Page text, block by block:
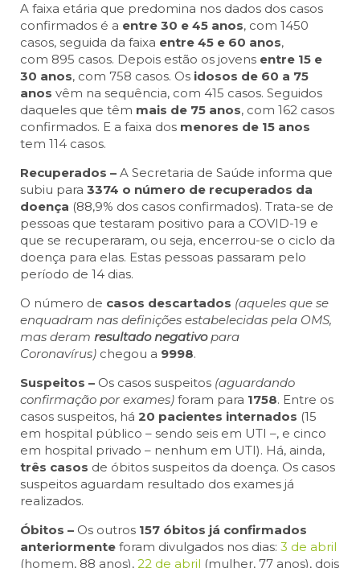
A faixa etária que predomina nos dados dos casos
confirmados é a entre 30 e 45 anos, com 1450
casos, seguida da faixa entre 45 e 60 anos,
com 895 casos. Depois estão os jovens entre 15 e
30 anos, com 758 casos. Os idosos de 60 a 75
anos vêm na sequência, com 415 casos. Seguidos
daqueles que têm mais de 75 anos, com 162 casos
confirmados. E a faixa dos menores de 15 anos
tem 114 casos.
Recuperados – A Secretaria de Saúde informa que
subiu para 3374 o número de recuperados da
doença (88,9% dos casos confirmados). Trata-se de
pessoas que testaram positivo para a COVID-19 e
que se recuperaram, ou seja, encerrou-se o ciclo da
doença para elas. Estas pessoas passaram pelo
período de 14 dias.
O número de casos descartados (aqueles que se
enquadram nas definições estabelecidas pela OMS,
mas deram resultado negativopara
Coronavírus) chegou a 9998.
Suspeitos – Os casos suspeitos (aguardando
confirmação por exames) foram para 1758. Entre os
casos suspeitos, há 20 pacientes internados (15
em hospital público – sendo seis em UTI –, e cinco
em hospital privado – nenhum em UTI). Há, ainda,
três casos de óbitos suspeitos da doença. Os casos
suspeitos aguardam resultado dos exames já
realizados.
Óbitos – Os outros 157 óbitos já confirmados
anteriormente foram divulgados nos dias: 3 de abril
(homem, 88 anos), 22 de abril (mulher, 77 anos), dois